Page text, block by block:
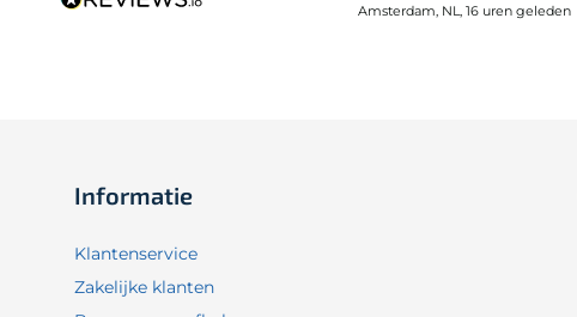
Amsterdam, NL, 16 uren geleden
Informatie
Klantenservice
Zakelijke klanten